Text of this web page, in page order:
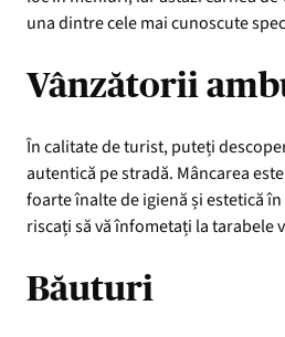
una dintre cele mai cunoscute
Vânzătorii
În calitate de turist, puteți
autentică pe stradă. Mâncarea
foarte înalte de igienă și estetică
riscați să vă înfometați la
Băuturi